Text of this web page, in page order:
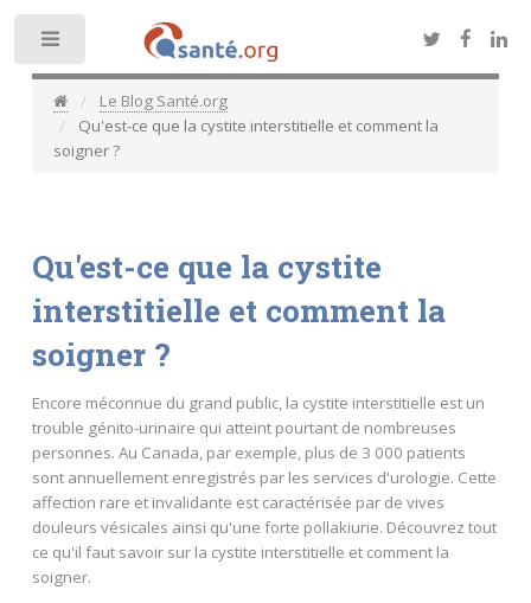
Le Blog Santé.org
Qu'est-ce que la cystite interstitielle et comment la
soigner ?
Qu'est-ce que la cystite
interstitielle et comment la
soigner ?
Encore méconnue du grand public, la cystite interstitielle est un
trouble génito-urinaire qui atteint pourtant de nombreuses
personnes. Au Canada, par exemple, plus de 3 000 patients
sont annuellement enregistrés par les services d'urologie. Cette
affection rare et invalidante est caractérisée par de vives
douleurs vésicales ainsi qu'une forte pollakiurie. Découvrez tout
ce qu'il faut savoir sur la cystite interstitielle et comment la
soigner.
Toggle